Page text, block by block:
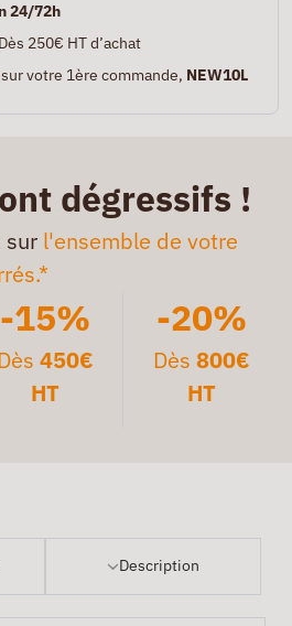
24/72h
Dès 250€ HT d’achat
sur votre 1ère commande, NEW10L
dégressifs !
sur l'ensemble de votre
-15%
450€
HT
-20%
Dès 800€
HT
Description